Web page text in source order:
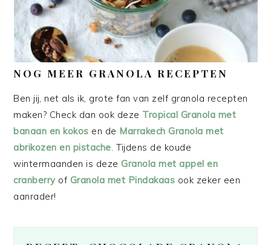
NOG MEER GRANOLA RECEPTEN
Ben jij, net als ik, grote fan van zelf granola recepten
maken? Check dan ook deze Tropical Granola met
banaan en kokos en de Marrakech Granola met
abrikozen en pistache. Tijdens de koude
wintermaanden is dezeGranola met appel en
cranberryof Granola met Pindakaas ook zeker een
aanrader!